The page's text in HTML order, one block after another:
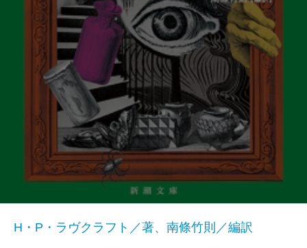
H・P・ラヴクラフト／著、南條竹則／編訳